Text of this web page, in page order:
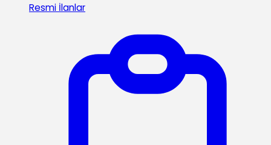
Resmi İlanlar